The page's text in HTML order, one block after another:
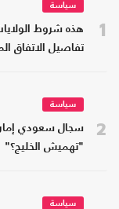
1
سياسة
هذه شروط
تفاصيل الاتفاق
2
سياسة
سجال سعودي
"تهميش الخليج؟"
سياسة